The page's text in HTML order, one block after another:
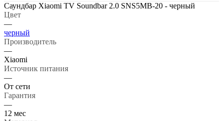
Саундбар Xiaomi TV Soundbar 2.0 SNS5MB-20 - черный
Цвет
—
черный
Производитель
—
Xiaomi
Источник питания
—
От сети
Гарантия
—
12 мес